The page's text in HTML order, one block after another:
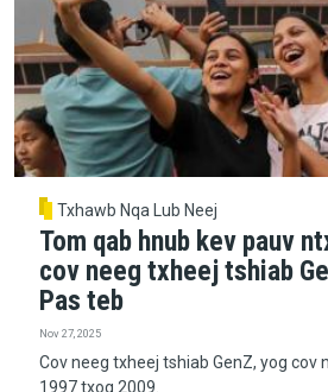
Txhawb Nqa Lub Neej
Tom qab hnub kev pauv
cov neeg txheej tshiab
Pas teb
Nov 27, 2025
Cov neeg txheej tshiab GenZ, yog cov
1997 txog 2009.